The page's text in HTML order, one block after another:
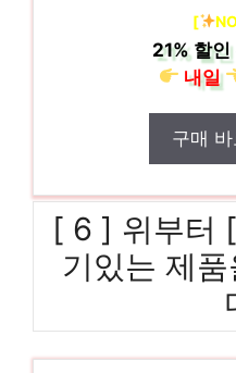
[
21% 할인
내일
구매
[ 6 ] 위부터
기있는 제